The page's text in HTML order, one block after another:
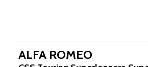
ALFA ROMEO